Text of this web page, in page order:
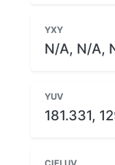
YXY
N/A, N/A,
YUV
181.331,
CIELUV